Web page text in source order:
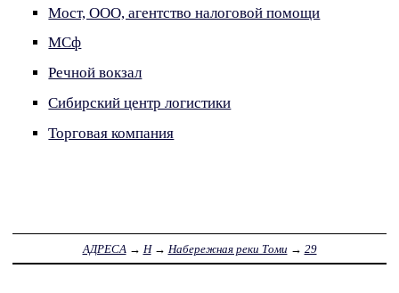
Мост, ООО, агентство налоговой помощи
МСф
Речной вокзал
Сибирский центр логистики
Торговая компания
АДРЕСА → Н→ Набережная реки Томи → 29